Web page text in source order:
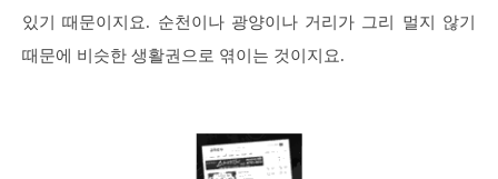
있기 때문이지요. 순천이나 광양이나 거리가 그리 멀지 않기
때문에 비슷한 생활권으로 엮이는 것이지요.